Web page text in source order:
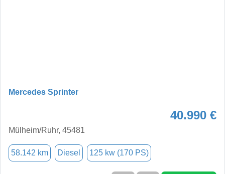
Mercedes Sprinter
40.990 €
Mülheim/Ruhr, 45481
58.142 km Diesel 125 kw (170 PS)